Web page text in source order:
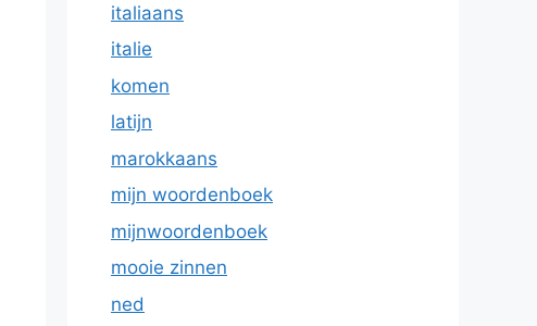
italiaans
italie
komen
latijn
marokkaans
mijn woordenboek
mijnwoordenboek
mooie zinnen
ned